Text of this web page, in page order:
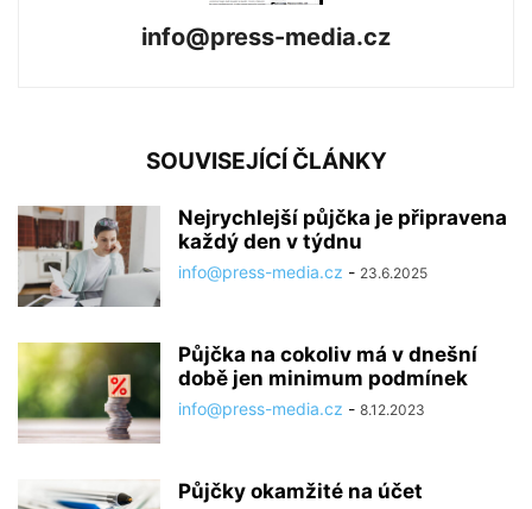
info@press-media.cz
SOUVISEJÍCÍ ČLÁNKY
Nejrychlejší půjčka je připravena
každý den v týdnu
info@press-media.cz - 23.6.2025
Půjčka na cokoliv má v dnešní
době jen minimum podmínek
info@press-media.cz - 8.12.2023
Půjčky okamžité na účet